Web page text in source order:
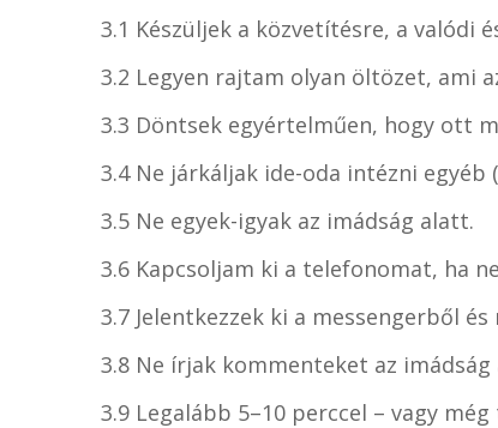
3.1 Készüljek a közvetítésre, a valódi
3.2 Legyen rajtam olyan öltözet, ami
3.3 Döntsek egyértelműen, hogy ott
3.4 Ne járkáljak ide-oda intézni
3.5 Ne egyek-igyak az imádság alatt.
3.6 Kapcsoljam ki a telefonomat, ha
3.7 Jelentkezzek ki a messengerből
3.8 Ne írjak kommenteket az
3.9 Legalább 5–10 perccel – vagy